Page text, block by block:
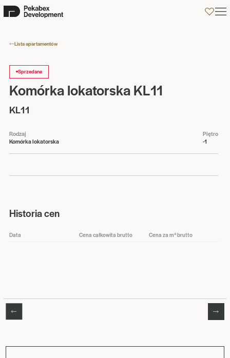
0
Lista apartamentów
Sprzedane
Komórka lokatorska KL11
KL11
Rodzaj
Komórka lokatorska
Piętro
-1
Historia cen
Data Cena całkowita brutto Cena za m² brutto